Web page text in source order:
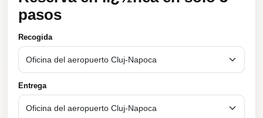
pasos
Recogida
Entrega